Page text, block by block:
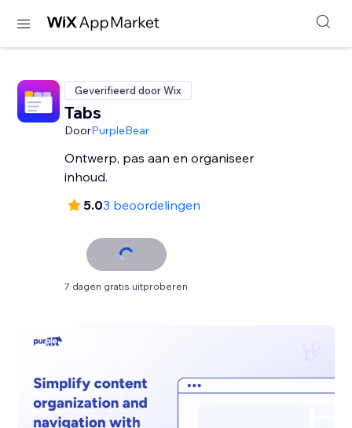
Geverifieerd door Wix
Tabs
DoorPurpleBear
Ontwerp, pas aan en organiseer
inhoud.
5.03 beoordelingen
7 dagen gratis uitproberen